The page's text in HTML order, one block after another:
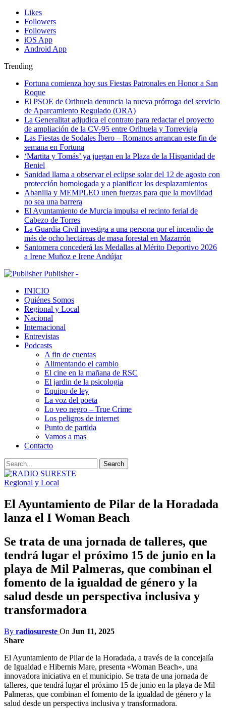
Likes
Followers
Followers
iOS App
Android App
Trending
Fortuna comienza hoy sus Fiestas Patronales en Honor a San
Roque
El PSOE de Orihuela denuncia la nueva prórroga del servicio
de Aparcamiento Regulado (ORA)
La Generalitat adjudica el contrato para redactar el proyecto
de ampliación de la CV-95 entre Orihuela y Torrevieja
Las Fiestas de Sodales Íbero – Romanos arrancan este fin de
semana en Fortuna
‘Martita y Tomás’ ya juegan en la Plaza de la Hispanidad de
Beniel
Sanidad llama a observar el eclipse solar del 12 de agosto con
protección homologada y a planificar los desplazamientos
Abanilla y MEMPLEO unen fuerzas para que la movilidad
no sea una barrera
El Ayuntamiento de Murcia impulsa el recinto ferial de
Cabezo de Torres
La Guardia Civil investiga a una persona por el incendio de
más de ocho hectáreas de masa forestal en Mazarrón
Santomera concederá las Medallas al Mérito Deportivo 2026
a Irene Muñoz e Irene Andújar
Publisher -
INICIO
Quiénes Somos
Regional y Local
Nacional
Internacional
Entrevistas
Podcasts
A fin de cuentas
Alimentando el cambio
El cine en la mañana de RSC
El jardin de la psicologia
Equipo de ley
La voz del poeta
Lo veo negro – True Crime
Los peligros de internet
Punto de partida
Vamos a mas
Contacto
Regional y Local
El Ayuntamiento de Pilar de la Horadada
lanza el I Woman Beach
Se trata de una jornada de talleres, que
tendrá lugar el próximo 15 de junio en la
playa de Mil Palmeras, que combinan el
fomento de la igualdad de género y la
salud desde un perspectiva inclusiva y
transformadora
By radiosureste On Jun 11, 2025
Share
El Ayuntamiento de Pilar de la Horadada, a través de la concejalía
de Igualdad e Hibernis Mare, presenta «Woman Beach», una
innovadora iniciativa en el municipio. Se trata de una jornada de
talleres, que tendrá lugar el próximo 15 de junio en la playa de Mil
Palmeras, que combinan el fomento de la igualdad de género y la
salud desde un perspectiva inclusiva y transformadora.